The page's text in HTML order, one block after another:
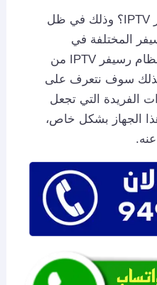
يسأل البعض عن ما هو رسيفر IPTV؟ وذلك في ظل
المختلفة في
الإمكانيات والمواصفات، لأن نظام رسيفر IPTV من
لذلك سوف نتعرف على
الفريدة التي تجعل
الجهاز بشكل خاص،